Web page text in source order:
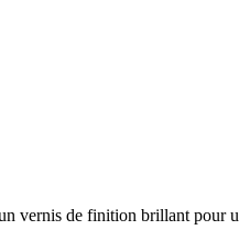
vernis de finition brillant pour